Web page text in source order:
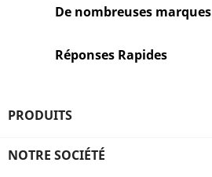
De nombreuses marques
Réponses Rapides
PRODUITS
NOTRE SOCIÉTÉ